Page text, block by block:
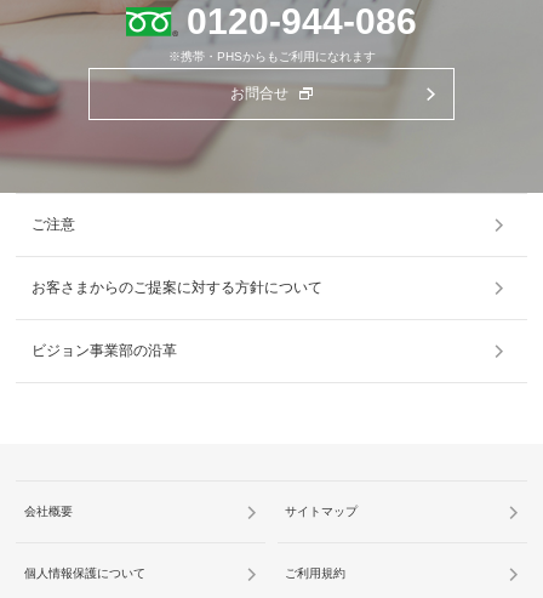
0120-944-086
※携帯・PHSからもご利用になれます
お問合せ
ご注意
お客さまからのご提案に対する方針について
ビジョン事業部の沿革
会社概要 サイトマップ
個人情報保護について ご利用規約